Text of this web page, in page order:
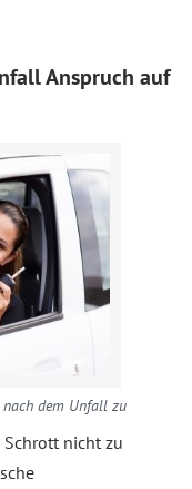
Anspruch auf
dem Unfall zu
Schrott nicht zu